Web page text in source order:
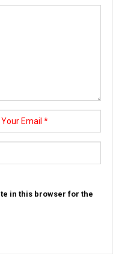
in this browser for the